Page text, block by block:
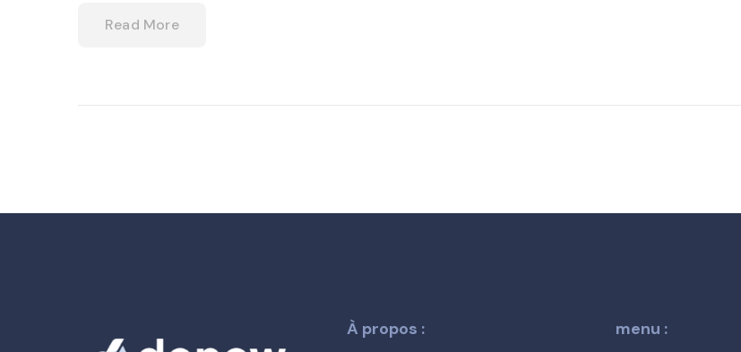
Read More
À propos : menu :